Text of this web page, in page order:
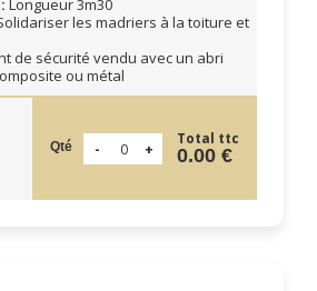
Longueur 3m30
les madriers à la toiture et
de sécurité vendu avec un abri
ou métal
Qté Total ttc
0.00 €